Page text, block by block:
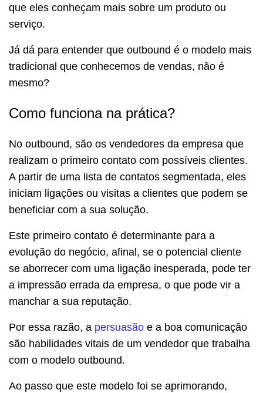
que eles conheçam mais sobre um produto ou
serviço.
Já dá para entender que outbound é o modelo mais
tradicional que conhecemos de vendas, não é
mesmo?
Como funciona na prática?
No outbound, são os vendedores da empresa que
realizam o primeiro contato com possíveis clientes.
A partir de uma lista de contatos segmentada, eles
iniciam ligações ou visitas a clientes que podem se
beneficiar com a sua solução.
Este primeiro contato é determinante para a
evolução do negócio, afinal, se o potencial cliente
se aborrecer com uma ligação inesperada, pode ter
a impressão errada da empresa, o que pode vir a
manchar a sua reputação.
Por essa razão, a persuasão e a boa comunicação
são habilidades vitais de um vendedor que trabalha
com o modelo outbound.
Ao passo que este modelo foi se aprimorando,